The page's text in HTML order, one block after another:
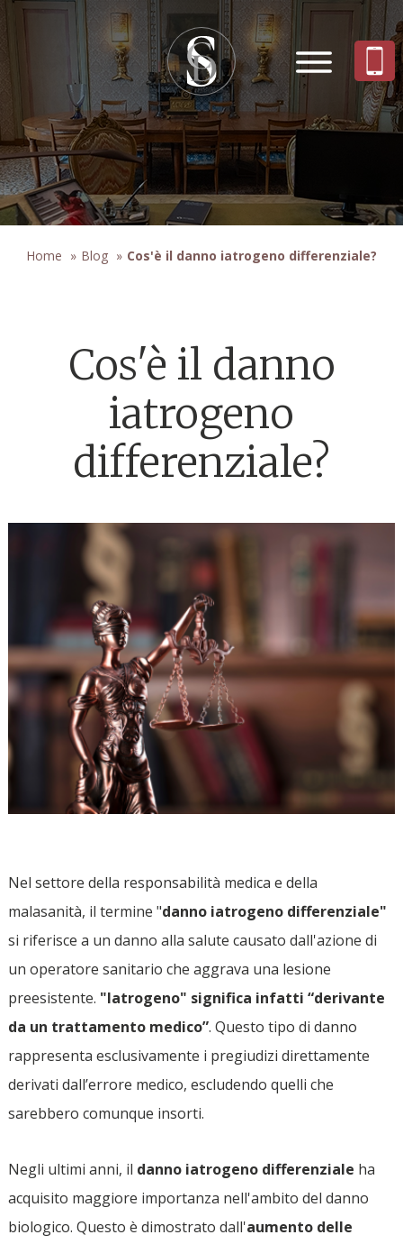
Home » Blog » Cos'è il danno iatrogeno differenziale?
Cos'è il danno
iatrogeno
differenziale?
Nel settore della responsabilità medica e della
malasanità, il termine "danno iatrogeno differenziale"
si riferisce a un danno alla salute causato dall'azione di
un operatore sanitario che aggrava una lesione
preesistente. "Iatrogeno" significa infatti “derivante
da un trattamento medico”. Questo tipo di danno
rappresenta esclusivamente i pregiudizi direttamente
derivati dall’errore medico, escludendo quelli che
sarebbero comunque insorti.
Negli ultimi anni, il danno iatrogeno differenziale ha
acquisito maggiore importanza nell'ambito del danno
biologico. Questo è dimostrato dall'aumento delle